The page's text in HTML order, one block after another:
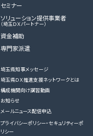
セミナー
ソリューション提供事業者
（埼玉ＤＸパートナー）
資金補助
専門家派遣
埼玉県知事メッセージ
埼玉県ＤＸ推進支援ネットワークとは
構成機関向け講習動画
お知らせ
メールニュース配信申込
プライバシーポリシー・セキュリティーポ
リシー